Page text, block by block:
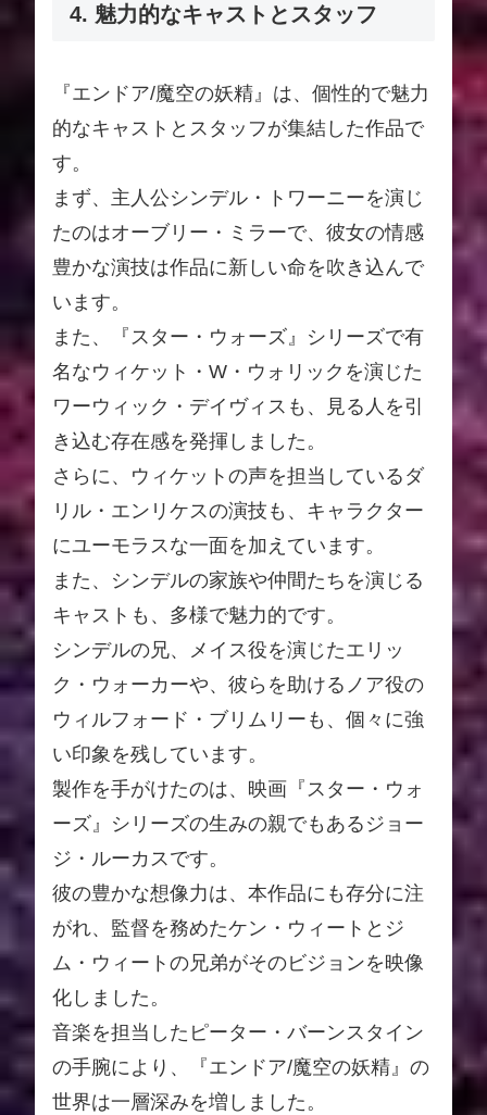
4. 魅力的なキャストとスタッフ
『エンドア/魔空の妖精』は、個性的で魅力
的なキャストとスタッフが集結した作品で
す。
まず、主人公シンデル・トワーニーを演じ
たのはオーブリー・ミラーで、彼女の情感
豊かな演技は作品に新しい命を吹き込んで
います。
また、『スター・ウォーズ』シリーズで有
名なウィケット・W・ウォリックを演じた
ワーウィック・デイヴィスも、見る人を引
き込む存在感を発揮しました。
さらに、ウィケットの声を担当しているダ
リル・エンリケスの演技も、キャラクター
にユーモラスな一面を加えています。
また、シンデルの家族や仲間たちを演じる
キャストも、多様で魅力的です。
シンデルの兄、メイス役を演じたエリッ
ク・ウォーカーや、彼らを助けるノア役の
ウィルフォード・ブリムリーも、個々に強
い印象を残しています。
製作を手がけたのは、映画『スター・ウォ
ーズ』シリーズの生みの親でもあるジョー
ジ・ルーカスです。
彼の豊かな想像力は、本作品にも存分に注
がれ、監督を務めたケン・ウィートとジ
ム・ウィートの兄弟がそのビジョンを映像
化しました。
音楽を担当したピーター・バーンスタイン
の手腕により、『エンドア/魔空の妖精』の
世界は一層深みを増しました。